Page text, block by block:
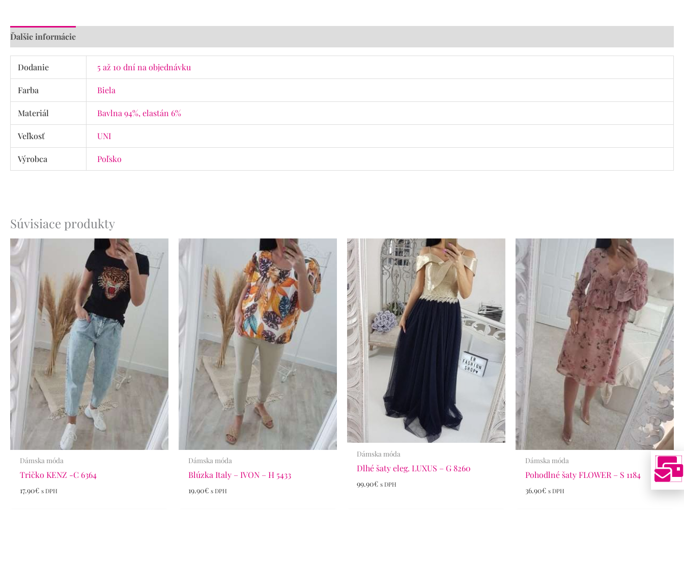
Ďalšie informácie
Dodanie 5 až 10 dní na objednávku
Farba Biela
Materiál Bavlna 94%, elastán 6%
Veľkosť UNI
Výrobca Poľsko
Súvisiace produkty
Dámska móda
Tričko KENZ -C 6364
17.90€ s DPH
Dámska móda
Blúzka Italy – IVON – H 5433
19.90€ s DPH
Dámska móda
Dlhé šaty eleg. LUXUS – G 8260
99.90€ s DPH
Dámska móda
Pohodlné šaty FLOWER – S 1184
36.90€ s DPH